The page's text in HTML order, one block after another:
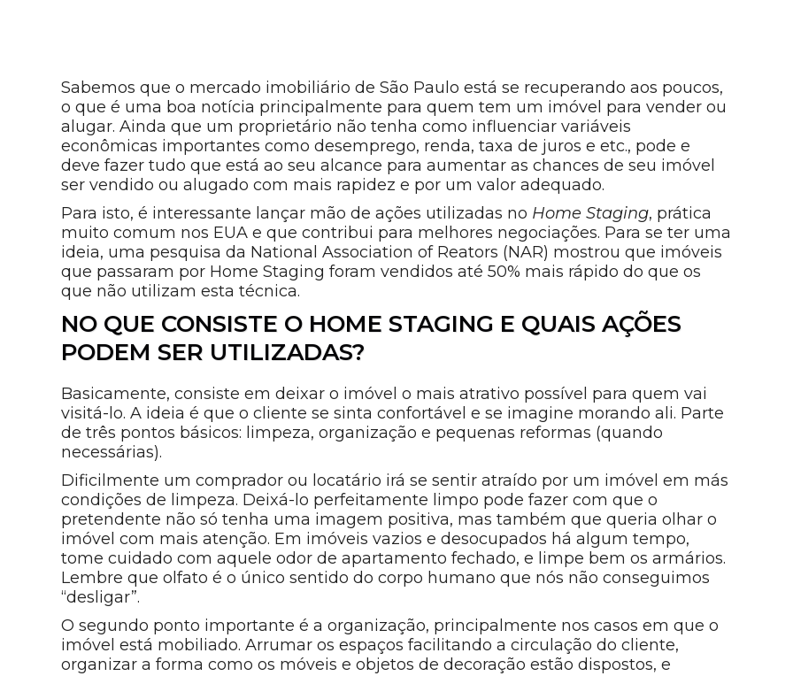
Sabemos que o mercado imobiliário de São Paulo está se recuperando aos poucos,
o que é uma boa notícia principalmente para quem tem um imóvel para vender ou
alugar. Ainda que um proprietário não tenha como influenciar variáveis
econômicas importantes como desemprego, renda, taxa de juros e etc., pode e
deve fazer tudo que está ao seu alcance para aumentar as chances de seu imóvel
ser vendido ou alugado com mais rapidez e por um valor adequado.
Para isto, é interessante lançar mão de ações utilizadas no Home Staging, prática
muito comum nos EUA e que contribui para melhores negociações. Para se ter uma
ideia, uma pesquisa da National Association of Reators (NAR) mostrou que imóveis
que passaram por Home Staging foram vendidos até 50% mais rápido do que os
que não utilizam esta técnica.
NO QUE CONSISTE O HOME STAGING E QUAIS AÇÕES
PODEM SER UTILIZADAS?
Basicamente, consiste em deixar o imóvel o mais atrativo possível para quem vai
visitá-lo. A ideia é que o cliente se sinta confortável e se imagine morando ali. Parte
de três pontos básicos: limpeza, organização e pequenas reformas (quando
necessárias).
Dificilmente um comprador ou locatário irá se sentir atraído por um imóvel em más
condições de limpeza. Deixá-lo perfeitamente limpo pode fazer com que o
pretendente não só tenha uma imagem positiva, mas também que queria olhar o
imóvel com mais atenção. Em imóveis vazios e desocupados há algum tempo,
tome cuidado com aquele odor de apartamento fechado, e limpe bem os armários.
Lembre que olfato é o único sentido do corpo humano que nós não conseguimos
“desligar”.
O segundo ponto importante é a organização, principalmente nos casos em que o
imóvel está mobiliado. Arrumar os espaços facilitando a circulação do cliente,
organizar a forma como os móveis e objetos de decoração estão dispostos, e